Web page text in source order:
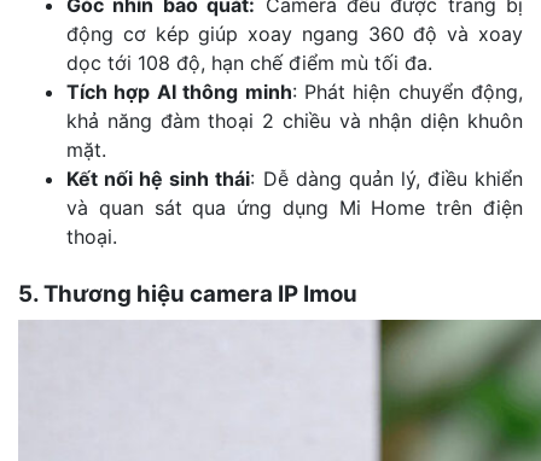
động cơ kép giúp xoay ngang 360 độ và xoay
dọc tới 108 độ, hạn chế điểm mù tối đa.
Tích hợp AI thông minh: Phát hiện chuyển động,
khả năng đàm thoại 2 chiều và nhận diện khuôn
mặt.
Kết nối hệ sinh thái: Dễ dàng quản lý, điều khiển
và quan sát qua ứng dụng Mi Home trên điện
thoại.
5. Thương hiệu camera IP Imou